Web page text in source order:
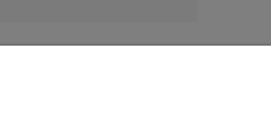
TEL: 664-028-239